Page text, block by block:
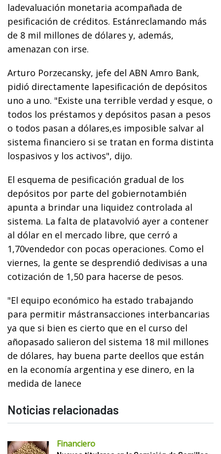
ladevaluación monetaria acompañada de
pesificación de créditos. Estánreclamando más
de 8 mil millones de dólares y, además,
amenazan con irse.
Arturo Porzecansky, jefe del ABN Amro Bank,
pidió directamente lapesificación de depósitos
uno a uno. "Existe una terrible verdad y esque, o
todos los préstamos y depósitos pasan a pesos
o todos pasan a dólares,es imposible salvar al
sistema financiero si se tratan en forma distinta
lospasivos y los activos", dijo.
El esquema de pesificación gradual de los
depósitos por parte del gobiernotambién
apunta a brindar una liquidez controlada al
sistema. La falta de platavolvió ayer a contener
al dólar en el mercado libre, que cerró a
1,70vendedor con pocas operaciones. Como el
viernes, la gente se desprendió dedivisas a una
cotización de 1,50 para hacerse de pesos.
"El equipo económico ha estado trabajando
para permitir mástransacciones interbancarias
ya que si bien es cierto que en el curso del
añopasado salieron del sistema 18 mil millones
de dólares, hay buena parte deellos que están
en la economía argentina y ese dinero, en la
medida de lanece
Noticias relacionadas
Financiero